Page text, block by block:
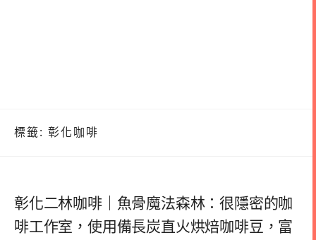
標籤: 彰化咖啡
彰化二林咖啡｜魚骨魔法森林：很隱密的咖
啡工作室，使用備長炭直火烘焙咖啡豆，富